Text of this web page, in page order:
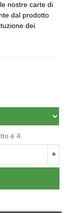
nostre carte di
dal prodotto
dei
è 4.
+